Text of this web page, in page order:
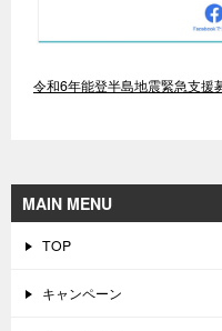
令和6年能登半島地震緊急支援
MAIN MENU
TOP
キャンペーン